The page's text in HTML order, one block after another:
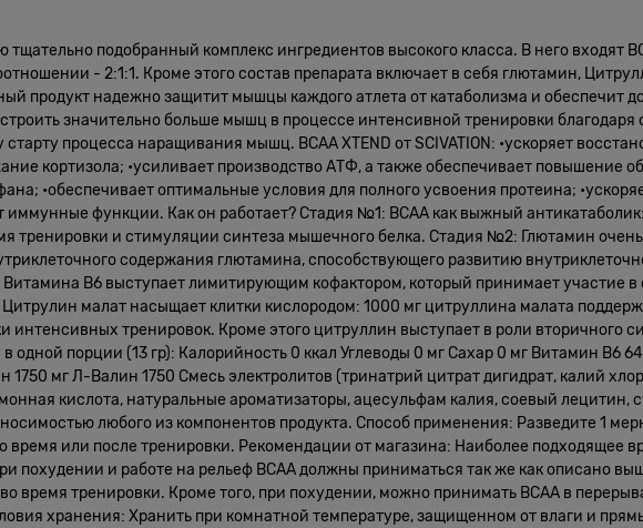
подобранный комплекс ингредиентов высокого класса. В него входят
- 2:1:1. Кроме этого состав препарата включает в себя глютамин,
продукт надежно защитит мышцы каждого атлета от катаболизма и обеспечит
значительно больше мышц в процессе интенсивной тренировки
процесса наращивания мышц. BCAA XTEND от SCIVATION: •ускоряет
кортизола; •усиливает производство АТФ, а также обеспечивает повышение
•обеспечивает оптимальные условия для полного усвоения протеина;
иммунные функции. Как он работает? Стадия №1: ВСАА как выжный
тренировки и стимуляции синтеза мышечного белка. Стадия №2: Глютамин
содержания глютамина, способствующего развитию
B6 выступает лимитирующим кофактором, который принимает участие
малат насыщает клитки кислородом: 1000 мг цитруллина малата
тренировок. Кроме этого цитруллин выступает в роли вторичного
одной порции (13 гр): Калорийность 0 ккал Углеводы 0 мг Сахар 0 мг Витамин В6
мг Л-Валин 1750 Смесь электролитов (тринатрий цитрат дигидрат, калий
кислота, натуральные ароматизаторы, ацесульфам калия, соевый лецитин,
любого из компонентов продукта. Способ применения: Разведите 1
время или после тренировки. Рекомендации от магазина: Наиболее подходящее
похудении и работе на рельеф BCAA должны приниматься так же как описано
время тренировки. Кроме того, при похудении, можно принимать BCAA в
хранения: Хранить при комнатной температуре, защищенном от влаги и